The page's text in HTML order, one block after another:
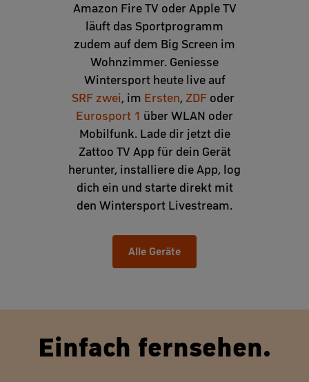
Amazon Fire TV oder Apple TV
läuft das Sportprogramm
zudem auf dem Big Screen im
Wohnzimmer. Geniesse
Wintersport heute live auf
SRF zwei, im Ersten, ZDF oder
Eurosport 1 über WLAN oder
Mobilfunk. Lade dir jetzt die
Zattoo TV App für dein Gerät
herunter, installiere die App, log
dich ein und starte direkt mit
den Wintersport Livestream.
Alle Geräte
Einfach fernsehen.